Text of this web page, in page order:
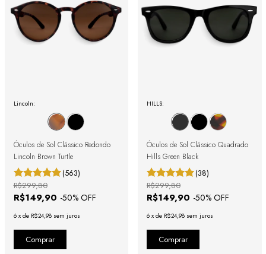
Lincoln:
Óculos de Sol Clássico Redondo
Lincoln Brown Turtle
(563)
R$149,90 -50% OFF
R$299,80
6 x de R$24,98 sem juros
HILLS:
Óculos de Sol Clássico Quadrado
Hills Green Black
(38)
R$149,90 -50% OFF
R$299,80
6 x de R$24,98 sem juros